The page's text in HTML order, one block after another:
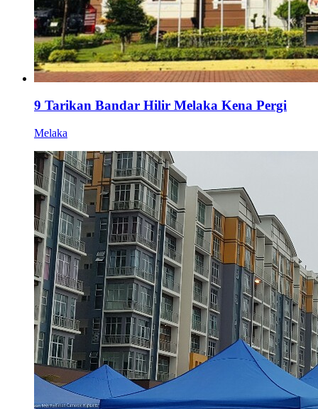
9 Tarikan Bandar Hilir Melaka Kena Pergi
Melaka